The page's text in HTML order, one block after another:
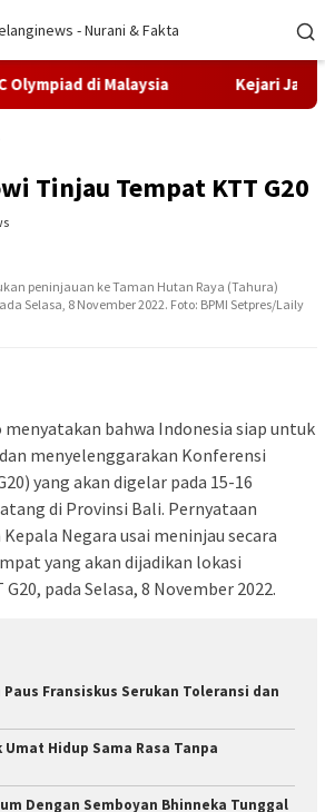
di Malaysia Kejari Jakarta
Tinjau Tempat KTT G20
peninjauan ke Taman Hutan Raya (Tahura)
Selasa, 8 November 2022. Foto: BPMI Setpres/Laily
menyatakan bahwa Indonesia siap untuk
menyelenggarakan Konferensi
yang akan digelar pada 15-16
di Provinsi Bali. Pernyataan
Negara usai meninjau secara
yang akan dijadikan lokasi
pada Selasa, 8 November 2022.
Fransiskus Serukan Toleransi dan
Umat Hidup Sama Rasa Tanpa
Dengan Semboyan Bhinneka Tunggal